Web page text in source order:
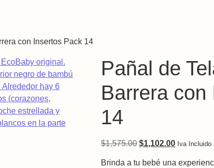
con Insertos Pack 14
Pañal de
Barrera
14
$1,575.00 Original price was:
$1,102.00Current
Iva Incluido
Brinda a tu bebé una